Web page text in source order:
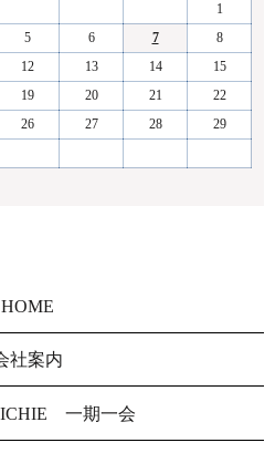
1
5 6 7
8
12 13 14
15
19 20 21
22
26 27 28
29
HOME
社案内
一期一会